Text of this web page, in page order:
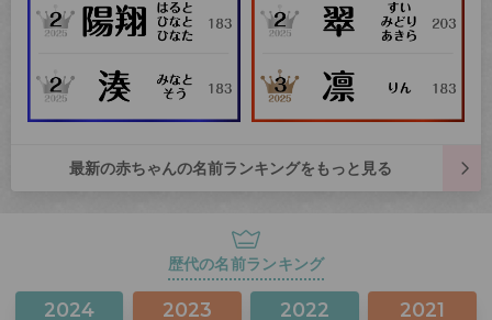
最新の赤ちゃんの名前ランキングをもっと見る
歴代の名前ランキング
2024 2023 2022 2021